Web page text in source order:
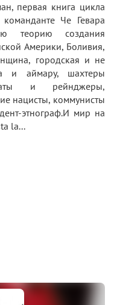
первая книга цикла
команданте Че Гевара
теорию создания
Америки, Боливия,
городская и не
и аймару, шахтеры
и рейнджеры,
нацисты, коммунисты
этнограф.И мир на
la...